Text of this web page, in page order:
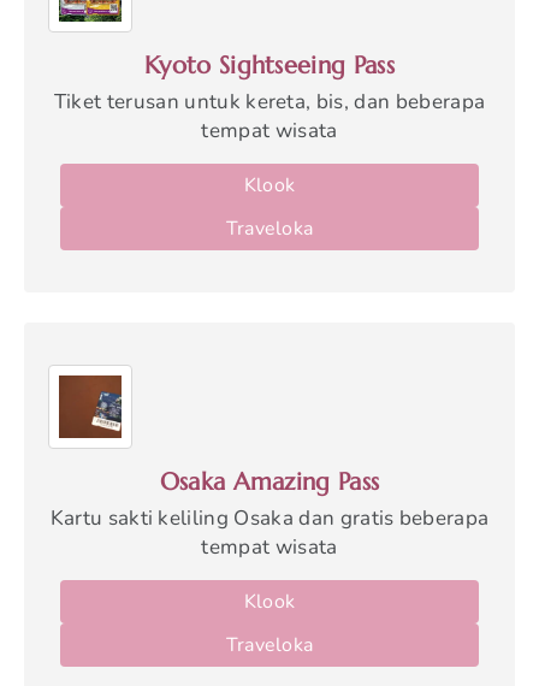
Kyoto Sightseeing Pass
Tiket terusan untuk kereta, bis, dan beberapa
tempat wisata
Klook
Traveloka
Osaka Amazing Pass
Kartu sakti keliling Osaka dan gratis beberapa
tempat wisata
Klook
Traveloka